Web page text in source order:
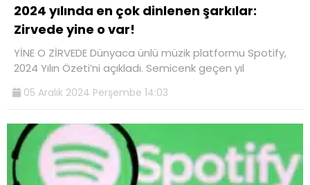
2024 yılında en çok dinlenen şarkılar:
Zirvede yine o var!
YİNE O ZİRVEDE Dünyaca ünlü müzik platformu Spotify,
2024 Yılın Özeti’ni açıkladı. Semicenk geçen yıl
05 Aralık 2024 Perşembe 14:03